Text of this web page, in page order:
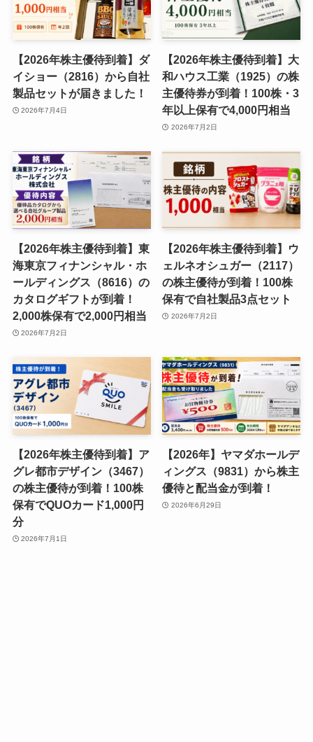
【2026年株主優待到着】ダ
イショー（2816）から自社
製品セットが届きました！
2026年7月4日
【2026年株主優待到着】大
和ハウス工業（1925）の株
主優待券が到着！100株・3
年以上保有で4,000円相当
2026年7月2日
【2026年株主優待到着】東
海東京フィナンシャル・ホ
ールディングス（8616）の
カタログギフトが到着！
2,000株保有で2,000円相当
2026年7月2日
【2026年株主優待到着】ウ
ェルネオシュガー（2117）
の株主優待が到着！100株
保有で自社製品3点セット
2026年7月2日
【2026年株主優待到着】ア
グレ都市デザイン（3467）
の株主優待が到着！100株
保有でQUOカード1,000円
分
2026年7月1日
【2026年】ヤマダホールデ
ィングス（9831）から株主
優待と配当金が到着！
2026年6月29日